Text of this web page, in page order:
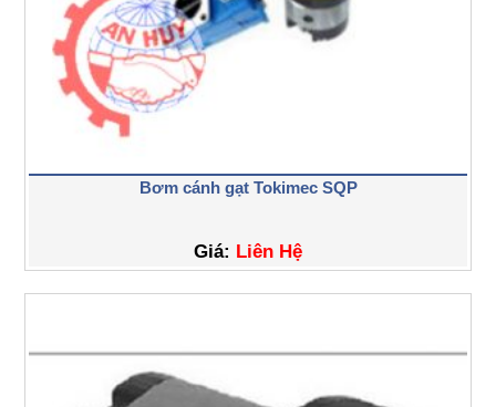
Bơm cánh gạt Tokimec SQP
Giá: Liên Hệ